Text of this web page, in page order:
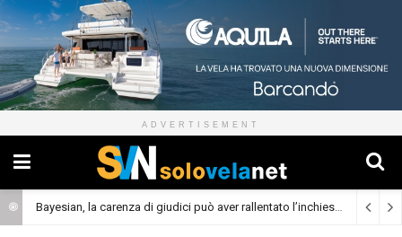
ADVERTISEMENT
Bayesian, la carenza di giudici può aver rallentato l’inchiesta (Cronaca)